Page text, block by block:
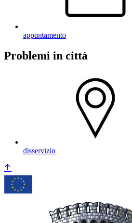
appuntamento
Problemi in città
disservizio